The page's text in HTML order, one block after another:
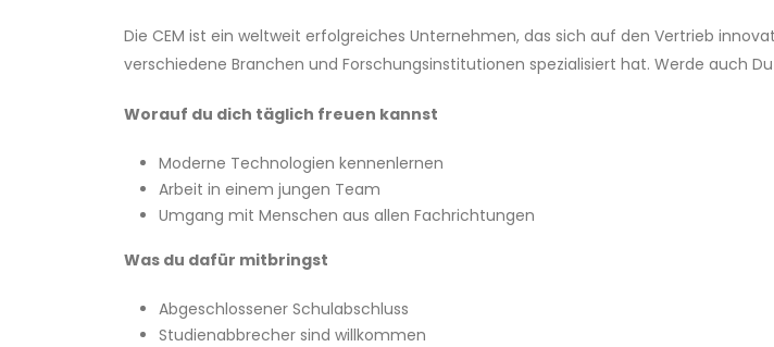
Die CEM ist ein weltweit erfolgreiches Unternehmen, das sich auf den Vertrieb
verschiedene Branchen und Forschungsinstitutionen spezialisiert hat. Werde auch
Worauf du dich täglich freuen kannst
Moderne Technologien kennenlernen
Arbeit in einem jungen Team
Umgang mit Menschen aus allen Fachrichtungen
Was du dafür mitbringst
Abgeschlossener Schulabschluss
Studienabbrecher sind willkommen